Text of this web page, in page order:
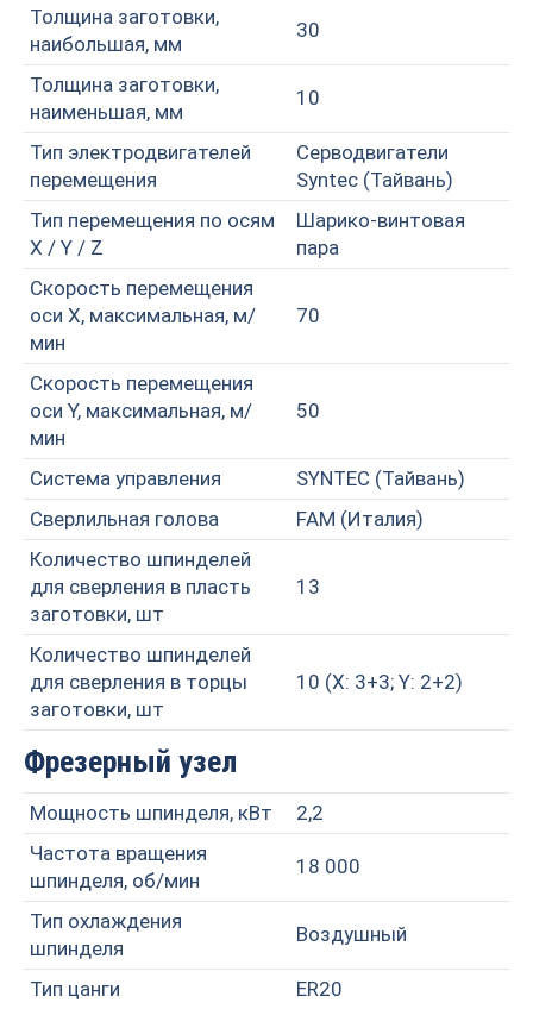
Толщина заготовки,
наибольшая, мм
30
Толщина заготовки,
наименьшая, мм
10
Тип электродвигателей
перемещения
Серводвигатели
Syntec (Тайвань)
Тип перемещения по осям
X / Y / Z
Шарико-винтовая
пара
Скорость перемещения
оси X, максимальная, м/
мин
70
Скорость перемещения
оси Y, максимальная, м/
мин
50
Система управления
SYNTEC (Тайвань)
Сверлильная голова
FAM (Италия)
Количество шпинделей
для сверления в пласть
заготовки, шт
13
Количество шпинделей
для сверления в торцы
заготовки, шт
10 (X: 3+3; Y: 2+2)
Фрезерный узел
Мощность шпинделя, кВт
2,2
Частота вращения
шпинделя, об/мин
18 000
Тип охлаждения
шпинделя
Воздушный
Тип цанги
ER20